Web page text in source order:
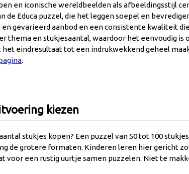
en iconische wereldbeelden als afbeeldingsstijl
de Educa puzzel, die het leggen soepel en
gevarieerd aanbod en een consistente kwaliteit
thema en stukjesaantal, waardoor het eenvoudig
eindresultaat tot een indrukwekkend geheel
.
kiezen
stukjes kopen? Een puzzel van 50 tot 100
de grotere formaten. Kinderen leren hier gericht
voor een rustig uurtje samen puzzelen. Niet te